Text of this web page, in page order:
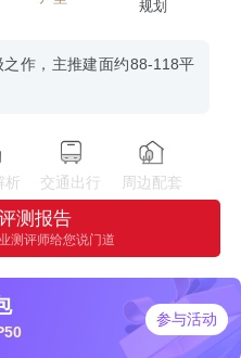
规划
作，主推建面约88-118平
析 交通出行 周边配套
测报告
测评师给您说门道
参与活动